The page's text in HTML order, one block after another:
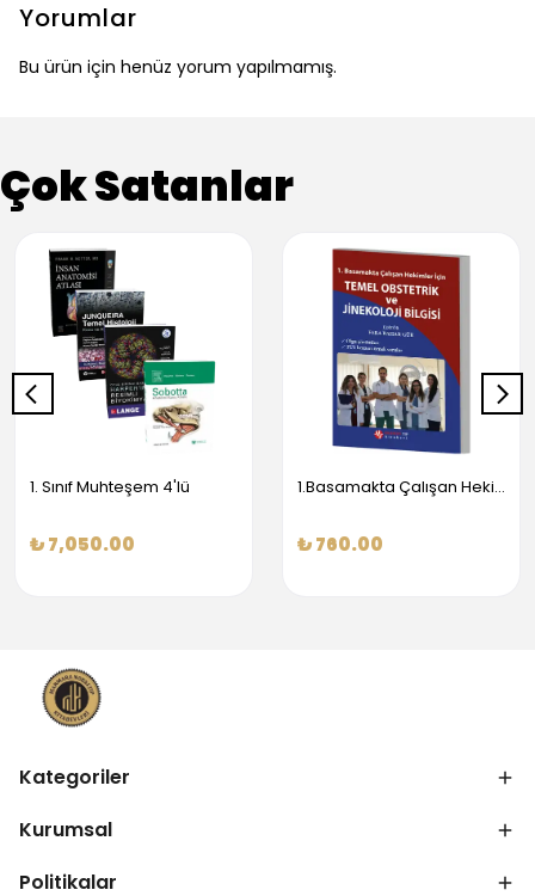
Yorumlar
Bu ürün için henüz yorum yapılmamış.
Çok Satanlar
1. Sınıf Muhteşem 4'lü
₺ 7,050.00
1.Basamakta Çalışan Hekimler İçin Temel Obstetrik Ve Jinekoloji Bilgisi
₺ 760.00
Kategoriler
Kurumsal
Politikalar